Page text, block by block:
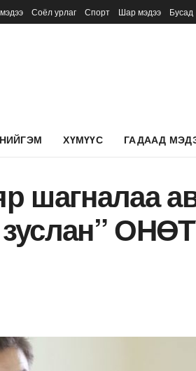
Соёл урлаг Спорт Шар мэдээ Бусад
НИЙГЭМ ХҮМҮҮС ГАДААД
шагналаа